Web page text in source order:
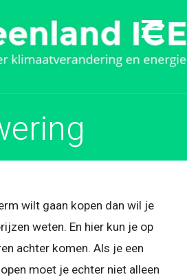
wilt gaan kopen dan wil je
weten. En hier kun je op
achter komen. Als je een
moet je echter niet alleen